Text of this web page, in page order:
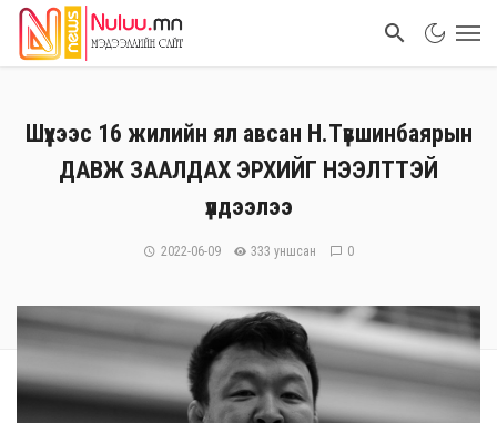
Шүүхээс 16 жилийн ял авсан Н.Түвшинбаярын
ДАВЖ ЗААЛДАХ ЭРХИЙГ НЭЭЛТТЭЙ
үлдээлээ
2022-06-09 333 уншсан 0